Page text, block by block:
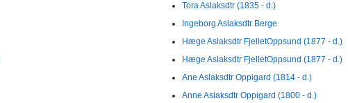
Tora Aslaksdtr (1835 - d.)
Ingeborg Aslaksdtr Berge
Hæge Aslaksdtr FjelletOppsund (1877 - d.)
Hæge Aslaksdtr FjelletOppsund (1877 - d.)
Ane Aslaksdtr Oppigard (1814 - d.)
Anne Aslaksdtr Oppigard (1800 - d.)